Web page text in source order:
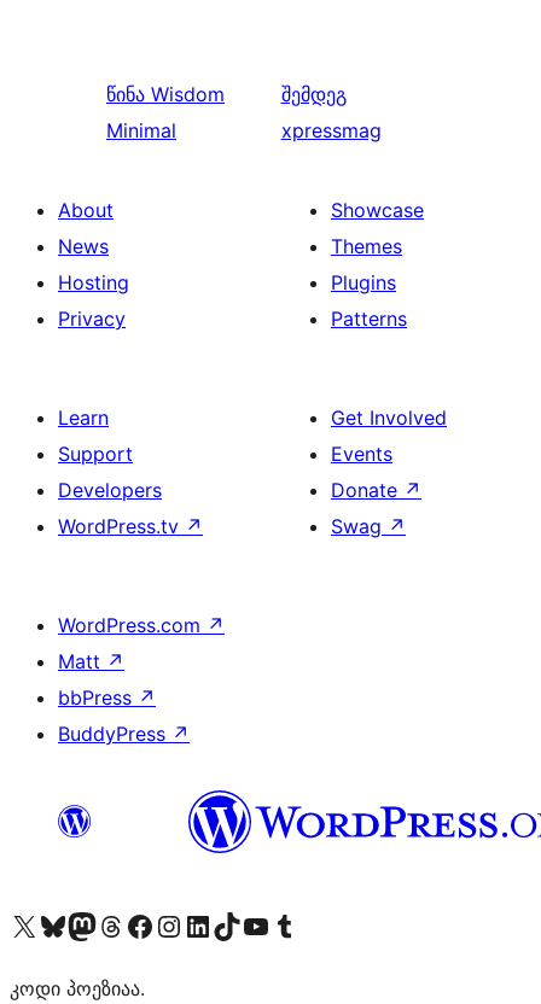
წინა Wisdom
Minimal
შემდეგ
xpressmag
About
News
Hosting
Privacy
Showcase
Themes
Plugins
Patterns
Learn
Support
Developers
WordPress.tv ↗
Get Involved
Events
Donate ↗
Swag ↗
WordPress.com ↗
Matt ↗
bbPress ↗
BuddyPress ↗
Visit our X (formerly Twitter) account
Visit our Bluesky account
Visit our Mastodon account
Visit our Threads account
Visit our Facebook page
Visit our Instagram account
Visit our LinkedIn account
Visit our TikTok account
Visit our YouTube channel
Visit our Tumblr account
კოდი პოეზიაა.